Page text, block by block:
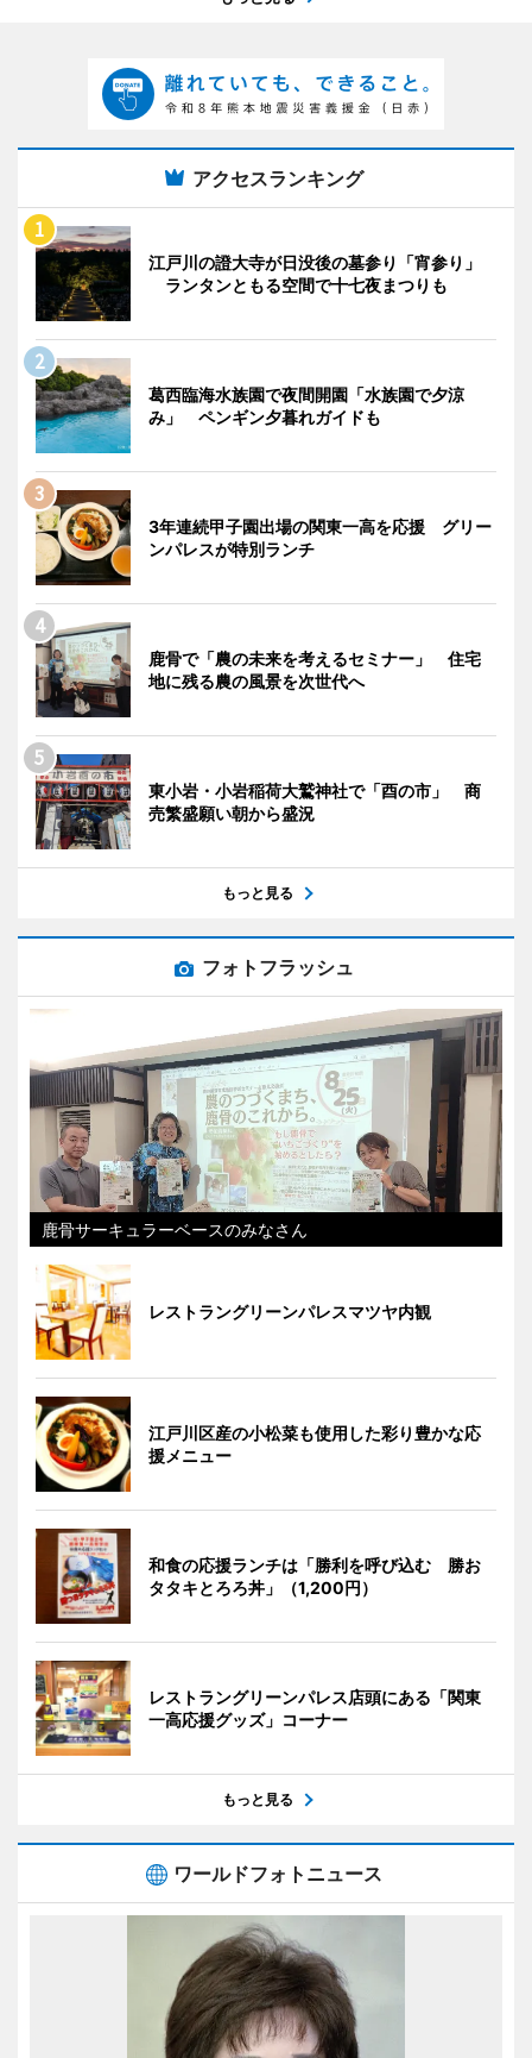
アクセスランキング
江戸川の證大寺が日没後の墓参り「宵参り」
ランタンともる空間で十七夜まつりも
葛西臨海水族園で夜間開園「水族園で夕涼
み」 ペンギン夕暮れガイドも
3年連続甲子園出場の関東一高を応援 グリー
ンパレスが特別ランチ
鹿骨で「農の未来を考えるセミナー」 住宅
地に残る農の風景を次世代へ
東小岩・小岩稲荷大鷲神社で「酉の市」 商
売繁盛願い朝から盛況
もっと見る
フォトフラッシュ
鹿骨サーキュラーベースのみなさん
レストラングリーンパレスマツヤ内観
江戸川区産の小松菜も使用した彩り豊かな応
援メニュー
和食の応援ランチは「勝利を呼び込む 勝お
タタキとろろ丼」（1,200円）
レストラングリーンパレス店頭にある「関東
一高応援グッズ」コーナー
もっと見る
ワールドフォトニュース